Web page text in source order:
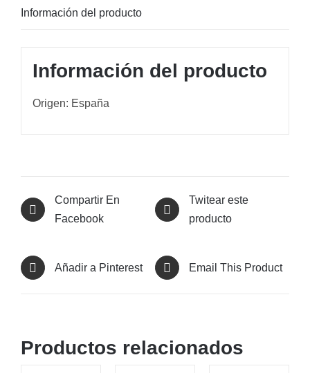
Información del producto
Información del producto
Origen: España
Compartir En
Facebook
Twitear este
producto
Añadir a Pinterest Email This Product
Productos relacionados